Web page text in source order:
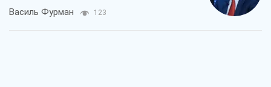
Василь Фурман 123